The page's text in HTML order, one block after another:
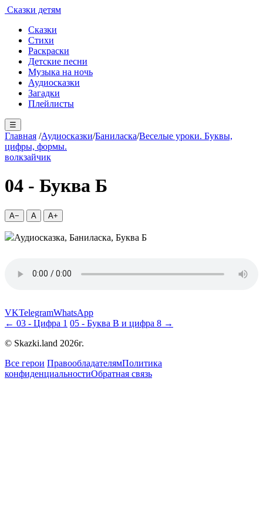
Сказки детям
Сказки
Стихи
Раскраски
Детские песни
Музыка на ночь
Аудиосказки
Загадки
Плейлисты
☰
Главная /Аудиосказки/Баниласка/Веселые уроки. Буквы,
цифры, формы.
волкзайчик
04 - Буква Б
A− A A+
VKTelegramWhatsApp
← 03 - Цифра 1 05 - Буква В и цифра 8 →
© Skazki.land 2026г.
Все герои ПравообладателямПолитика
конфиденциальностиОбратная связь